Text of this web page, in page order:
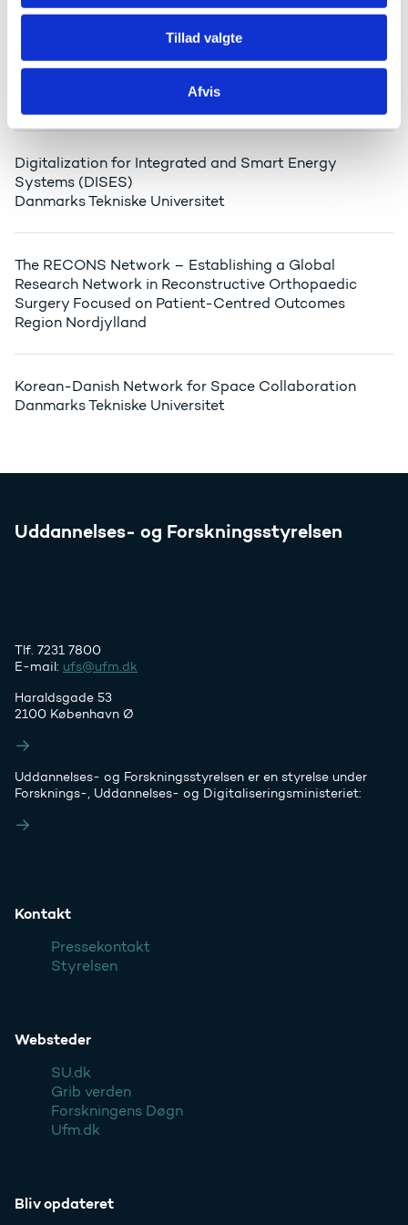
Tillad valgte
Afvis
Denmark-China Collaboration on NbS for Freshwater
Digitalization for Integrated and Smart Energy
Systems (DISES)
Danmarks Tekniske Universitet
The RECONS Network – Establishing a Global
Research Network in Reconstructive Orthopaedic
Surgery Focused on Patient-Centred Outcomes
Region Nordjylland
Korean-Danish Network for Space Collaboration
Danmarks Tekniske Universitet
Uddannelses- og Forskningsstyrelsen
Tlf. 7231 7800
E-mail: ufs@ufm.dk
Haraldsgade 53
2100 København Ø
Uddannelses- og Forskningsstyrelsen er en styrelse under
Forsknings-, Uddannelses- og Digitaliseringsministeriet:
Kontakt
Pressekontakt
Styrelsen
Websteder
SU.dk
Grib verden
Forskningens Døgn
Ufm.dk
Bliv opdateret